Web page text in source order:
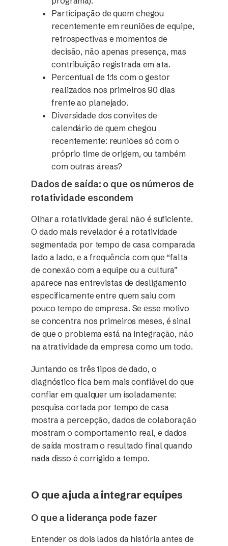
Participação de quem chegou
recentemente em reuniões de equipe,
retrospectivas e momentos de
decisão, não apenas presença, mas
contribuição registrada em ata.
Percentual de 1:1s com o gestor
realizados nos primeiros 90 dias
frente ao planejado.
Diversidade dos convites de
calendário de quem chegou
recentemente: reuniões só com o
próprio time de origem, ou também
com outras áreas?
Dados de saída: o que os números de
rotatividade escondem
Olhar a rotatividade geral não é suficiente.
O dado mais revelador é a rotatividade
segmentada por tempo de casa comparada
lado a lado, e a frequência com que “falta
de conexão com a equipe ou a cultura”
aparece nas entrevistas de desligamento
especificamente entre quem saiu com
pouco tempo de empresa. Se esse motivo
se concentra nos primeiros meses, é sinal
de que o problema está na integração, não
na atratividade da empresa como um todo.
Juntando os três tipos de dado, o
diagnóstico fica bem mais confiável do que
confiar em qualquer um isoladamente:
pesquisa cortada por tempo de casa
mostra a percepção, dados de colaboração
mostram o comportamento real, e dados
de saída mostram o resultado final quando
nada disso é corrigido a tempo.
O que ajuda a integrar equipes
O que a liderança pode fazer
Entender os dois lados da história antes de